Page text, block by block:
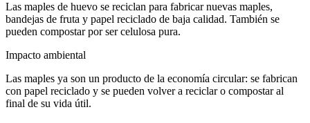
Las maples de huevo se reciclan para fabricar nuevas maples,
bandejas de fruta y papel reciclado de baja calidad. También se
pueden compostar por ser celulosa pura.
Impacto ambiental
Las maples ya son un producto de la economía circular: se fabrican
con papel reciclado y se pueden volver a reciclar o compostar al
final de su vida útil.